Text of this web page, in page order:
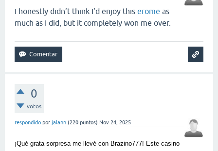
I honestly didn’t think I’d enjoy this erome as
much as I did, but it completely won me over.
0
votos
respondido por jalann (220 puntos) Nov 24, 2025
¡Qué grata sorpresa me llevé con Brazino777! Este casino